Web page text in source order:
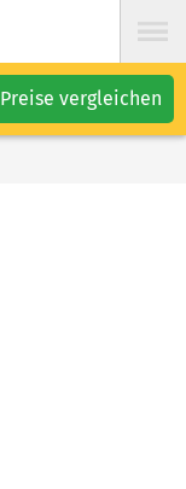
Preise vergleichen